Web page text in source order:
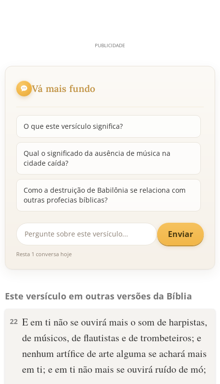
Vá mais fundo
O que este versículo significa?
Qual o significado da ausência de música na
cidade caída?
Como a destruição de Babilônia se relaciona com
outras profecias bíblicas?
Enviar
Resta 1 conversa hoje
Este versículo em outras versões da Bíblia
22 E em ti não se ouvirá mais o som de harpistas,
de músicos, de flautistas e de trombeteiros; e
nenhum artífice de arte alguma se achará mais
em ti; e em ti não mais se ouvirá ruído de mó;